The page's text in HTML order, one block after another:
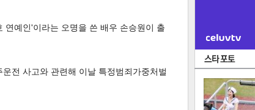
연예인'이라는 오명을 쓴 배우 손승원이 출
전 사고와 관련해 이날 특정범죄가중처벌